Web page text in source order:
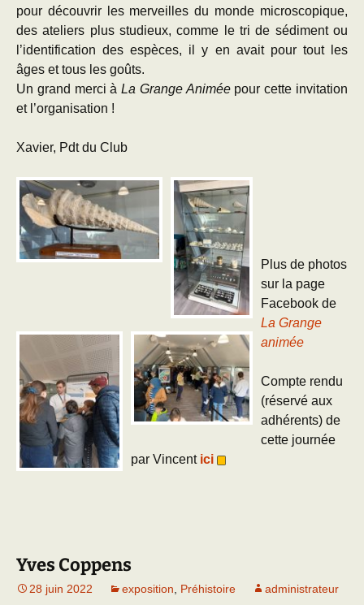
pour découvrir les merveilles du monde microscopique,
des ateliers plus studieux, comme le tri de sédiment ou
l’identification des espèces, il y en avait pour tout les
âges et tous les goûts.
Un grand merci àLa Grange Animéepour cette invitation
et l’organisation !
Xavier, Pdt du Club
Plus de photos
sur la page
Facebook de
La Grange
animée
Compte rendu
(réservé aux
adhérents) de
cette journée
par Vincent ici
Yves Coppens
28 juin 2022 exposition Préhistoire administrateur